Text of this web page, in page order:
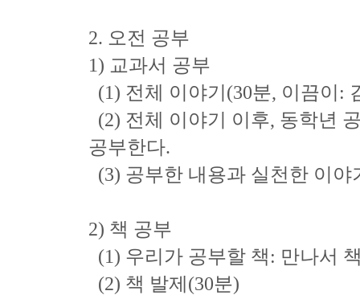
2. 오전 공부
1) 교과서 공부
(1) 전체 이야기(30분, 이끔이:
(2) 전체 이야기 이후, 동학년
공부한다.
(3) 공부한 내용과 실천한 이
2) 책 공부
(1) 우리가 공부할 책: 만나서
(2) 책 발제(30분)